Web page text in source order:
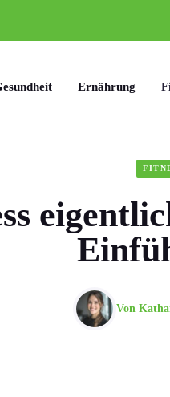
Ernährung
Von